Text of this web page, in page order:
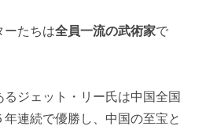
ーたちは全員一流の武術家で
るジェット・リー氏は中国全国
連続で優勝し、中国の至宝と